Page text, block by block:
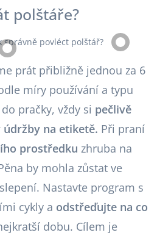
polštáře?
prát přibližně jednou za 6
míry používání a typu
pračky, vždy si pečlivě
na etiketě. Při praní
prostředku zhruba na
by mohla zůstat ve
Nastavte program s
cykly a odstřeďujte na co
dobu. Cílem je